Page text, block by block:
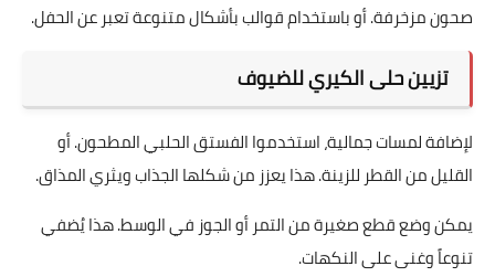
نقدم لكم وصفة معمول الكيري الفاخرة. يمكن تقديمها في الأعياد
والمناسبات. هذا الحلى الشهير يجمع بين التقاليد والنكهات الغنية.
تقديم معمول الكيري في الأعياد
تقديم معمول الأعياد يُعد رمزًا للكرم والفرح. يمكن ترتيبه في
صحون مزخرفة. أو باستخدام قوالب بأشكال متنوعة تعبر عن الحفل.